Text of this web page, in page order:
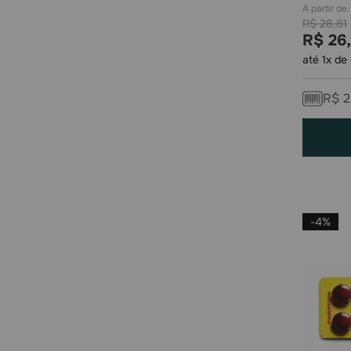
R$ 28,81
R$ 26,
até 1x de
R$
-4%